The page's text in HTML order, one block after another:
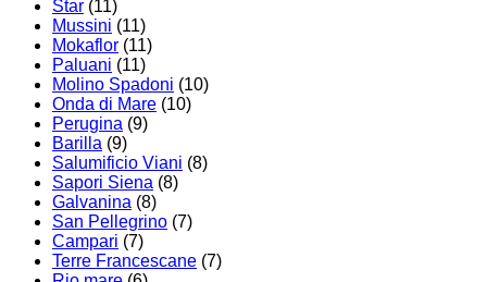
Star (11)
Mussini (11)
Mokaflor (11)
Paluani (11)
Molino Spadoni (10)
Onda di Mare (10)
Perugina (9)
Barilla (9)
Salumificio Viani (8)
Sapori Siena (8)
Galvanina (8)
San Pellegrino (7)
Campari (7)
Terre Francescane (7)